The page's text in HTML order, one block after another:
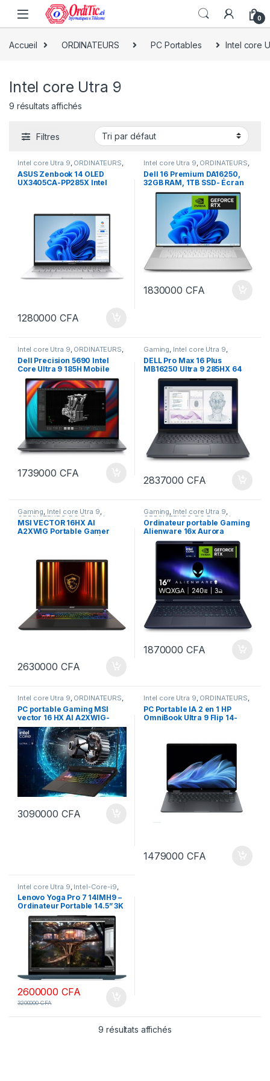
0
Accueil ORDINATEURS PC Portables Intel core
Intel core Utra 9
9 résultats affichés
Filtres
Intel core Utra 9, ORDINATEURS,
PC Portables
ASUS Zenbook 14 OLED
UX3405CA-PP285X Intel
1280000 CFA
Intel core Utra 9, ORDINATEURS,
PC Portables
Dell 16 Premium DA16250,
32GB RAM, 1TB SSD- Écran
OLED Tactile 4K 16,3″ 120Hz,
Intel Core Ultra 9 285H,
NVIDIA GeForce RTX 5070,
Audio Studio, Clavier
AZERTY, Platinum
1830000 CFA
Intel core Utra 9 ORDINATEURS
PC Portables
Dell Precision 5690 Intel
Core Ultra 9 185H Mobile
Workstation – 64 GB – 1 TB
SSD – English US Keyboard –
AOLED 4K 16” station de
travail
1739000 CFA
Gaming Intel core Utra 9
ORDINATEURS PC Portables
DELL Pro Max 16 Plus
MB16250 Ultra 9 285HX 64
Go DDR5-SDRAM 1 To SSD
Station de travail mobile
NVIDIA GeForce RTX Pro
1000 Blackwell 8Go dédiée
2837000 CFA
Gaming, Intel core Utra 9,
ORDINATEURS ,PC Portables
MSI VECTOR 16HX AI
A2XWIG Portable Gamer
Nvidia GeForce RTX 5080 de
16GiIGAS dédiés 32 Gigas
DDR5 ram 1tera SSD
2630000 CFA
Gaming, Intel core Utra 9,
ORDINATEURS PC Portables
Ordinateur portable Gaming
Alienware 16x Aurora
AC16251-16 pouces WQXGA
240 Hz G-Sync, Intel Core
Ultra 9 275HX série 2, carte
graphique NVIDIA GeForce
RTX 5070, 32 Go de RAM,
SSD de 1 To, clavier AlienFX
Azerty RGB
1870000 CFA
Intel core Utra 9, ORDINATEURS,
PC Portables
PC portable Gaming MSI
vector 16 HX AI A2XWIG-
015FR 16″ QHD+240 Hz intel
core ultra 9, 64GO RAM 1TO
SSD Nvidia
GeForce RTX 5080 12Go
3090000 CFA
Intel core Utra 9, ORDINATEURS,
PC Portables
PC Portable IA 2 en 1 HP
OmniBook Ultra 9 Flip 14-
écran tactile OLED 120Hz
1479000 CFA
Intel core Utra 9 Intel-Core-i9
ORDINATEURS
Lenovo Yoga Pro 7 14IMH9 –
Ordinateur Portable 14.5” 3K
(Intel Core Ultra 9 185H, RAM
32Go, SSD 1To, Intel Arc
Graphics, Windows 11 Home)
Clavier rétroéclairé AZERTY
Français – Tidal Teal
2600000 CFA
3200000CFA
9 résultats affichés